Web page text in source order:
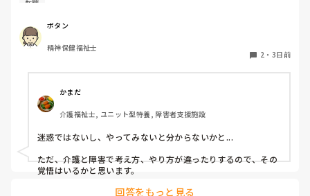
やはり迷惑でしょうか？
ボタン
精神保健福祉士
2 ・ 3日前
かまだ
介護福祉士, ユニット型特養, 障害者支援施設
迷惑ではないし、やってみないと分からないかと...
ただ、介護と障害で考え方、やり方が違ったりするので、その
覚悟はいるかと思います。
回答をもっと見る